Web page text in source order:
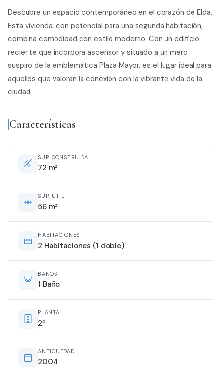
Descubre un espacio contemporáneo en el corazón de Elda.
Esta vivienda, con potencial para una segunda habitación,
combina comodidad con estilo moderno. Con un edificio
reciente que incorpora ascensor y situado a un mero
suspiro de la emblemática Plaza Mayor, es el lugar ideal para
aquellos que valoran la conexión con la vibrante vida de la
ciudad.
Características
SUP. CONSTRUIDA
72 m²
SUP. ÚTIL
56 m²
HABITACIONES
2 Habitaciones (1 doble)
BAÑOS
1 Baño
PLANTA
2ª
ANTIGÜEDAD
2004